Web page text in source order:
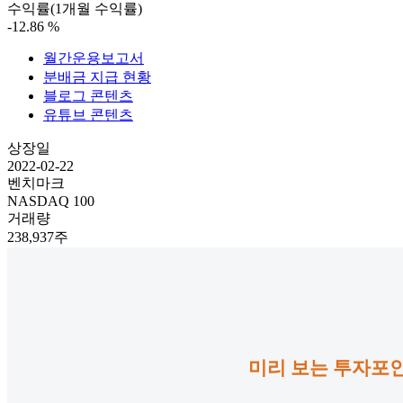
수익률(1개월 수익률)
-12.86 %
월간운용보고서
분배금 지급 현황
블로그 콘텐츠
유튜브 콘텐츠
상장일
2022-02-22
벤치마크
NASDAQ 100
거래량
238,937주
미리 보는 투자포